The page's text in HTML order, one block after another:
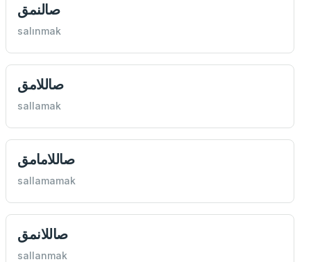
صالنمق
salınmak
صاللامق
sallamak
صاللامامق
sallamamak
صاللانمق
sallanmak